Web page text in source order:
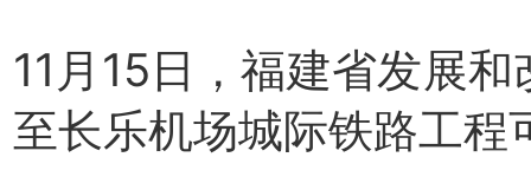
11月15日，福建省发展
至长乐机场城际铁路工